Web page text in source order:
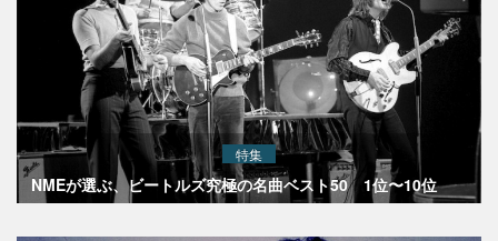
特集
NMEが選ぶ、ビートルズ究極の名曲ベスト50 1位〜10位